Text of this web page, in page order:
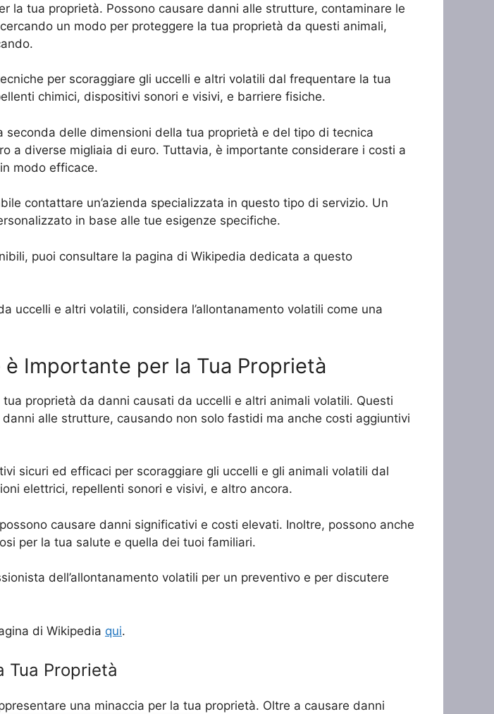
la tua proprietà. Possono causare danni alle strutture, contaminare le
un modo per proteggere la tua proprietà da questi animali,
per scoraggiare gli uccelli e altri volatili dal frequentare la tua
chimici, dispositivi sonori e visivi, e barriere fisiche.
seconda delle dimensioni della tua proprietà e del tipo di tecnica
a diverse migliaia di euro. Tuttavia, è importante considerare i costi a
modo efficace.
contattare un’azienda specializzata in questo tipo di servizio. Un
in base alle tue esigenze specifiche.
puoi consultare la pagina di Wikipedia dedicata a questo
uccelli e altri volatili, considera l’allontanamento volatili come una
è Importante per la Tua Proprietà
proprietà da danni causati da uccelli e altri animali volatili. Questi
alle strutture, causando non solo fastidi ma anche costi aggiuntivi
sicuri ed efficaci per scoraggiare gli uccelli e gli animali volatili dal
elettrici, repellenti sonori e visivi, e altro ancora.
causare danni significativi e costi elevati. Inoltre, possono anche
per la tua salute e quella dei tuoi familiari.
dell’allontanamento volatili per un preventivo e per discutere
di Wikipedia qui.
Tua Proprietà
una minaccia per la tua proprietà. Oltre a causare danni